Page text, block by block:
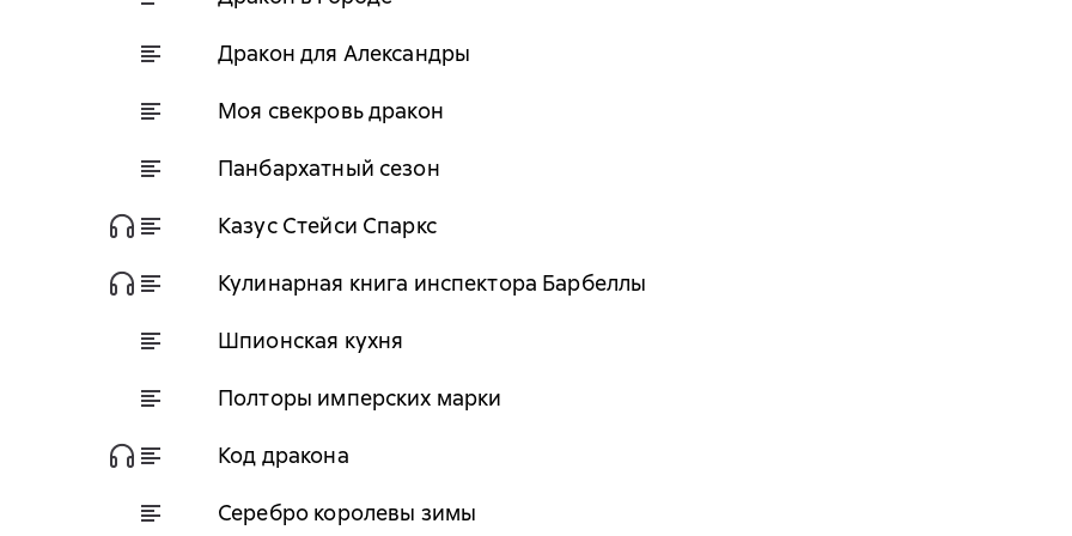
Дракон для Александры
Моя свекровь дракон
Панбархатный сезон
Казус Стейси Спаркс
Кулинарная книга инспектора Барбеллы
Шпионская кухня
Полторы имперских марки
Код дракона
Серебро королевы зимы